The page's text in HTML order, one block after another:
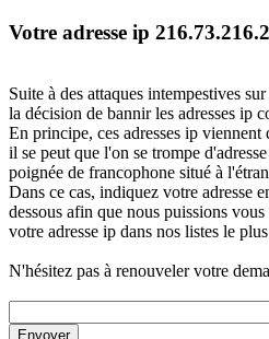
Votre adresse ip
Suite à des attaques intempestives
la décision de bannir les adresses ip
En principe, ces adresses ip
il se peut que l'on se trompe
poignée de francophone situé à
Dans ce cas, indiquez votre adresse
dessous afin que nous puissions
votre adresse ip dans nos listes le
N'hésitez pas à renouveler votre